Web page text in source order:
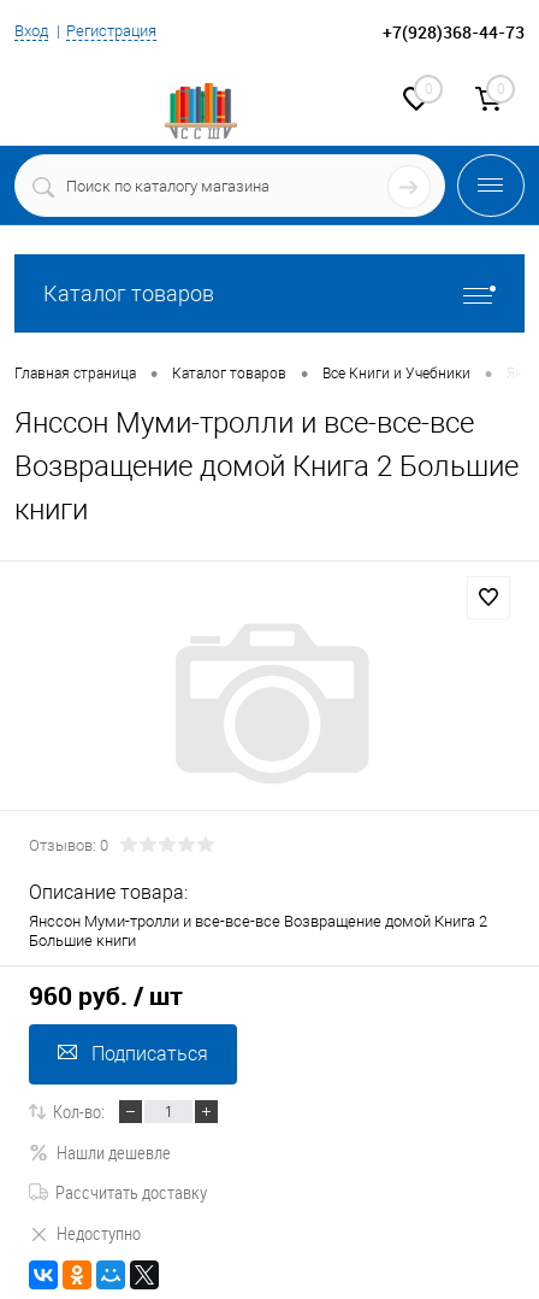
Вход Регистрация +7(928)368-44-73
0 0
Каталог товаров
Главная страница • Каталог товаров • Все Книги и Учебники •
Янссон Муми-тролли и все-все-все
Возвращение домой Книга 2 Большие
книги
Отзывов: 0
Описание товара:
Янссон Муми-тролли и все-все-все Возвращение домой Книга 2
Большие книги
960 руб. / шт
Подписаться
Кол-во:
Нашли дешевле
Рассчитать доставку
Недоступно